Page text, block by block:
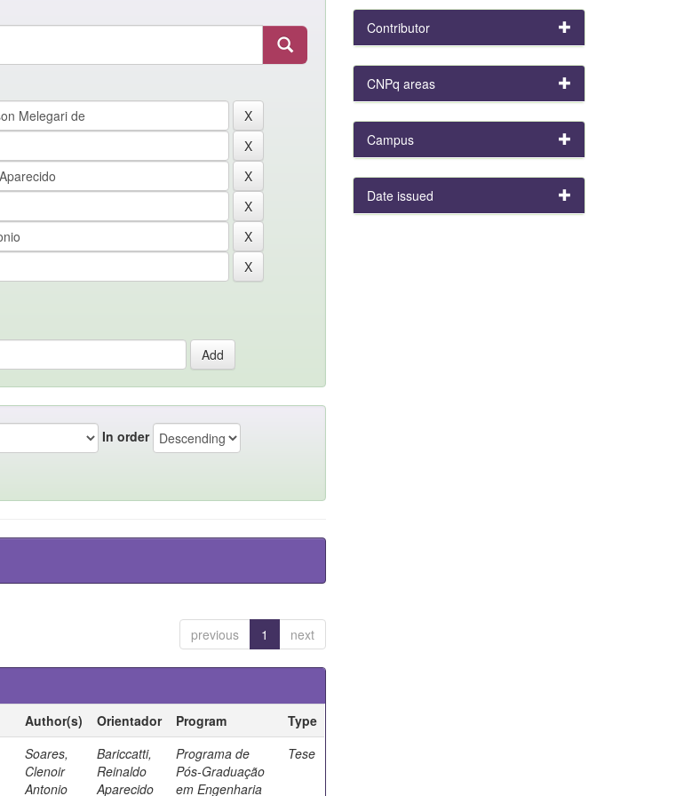
In order
previous 1 next
Author(s) Orientador Program
Type
Soares,
Clenoir
Antonio
Bariccatti,
Reinaldo
Aparecido
Programa de
Pós-Graduação
em Engenharia
Tese
Contributor
CNPq areas
Campus
Date issued